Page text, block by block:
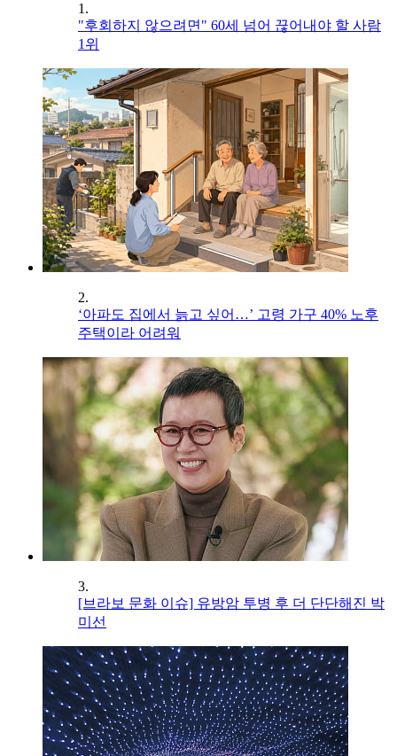
1.
"후회하지 않으려면" 60세 넘어 끊어내야 할 사람
1위
2.
‘아파도 집에서 늙고 싶어…’ 고령 가구 40% 노후
주택이라 어려워
3.
[브라보 문화 이슈] 유방암 투병 후 더 단단해진 박
미선